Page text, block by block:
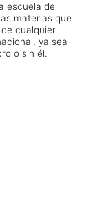
escuela de
materias que
cualquier
ya sea
o sin él.